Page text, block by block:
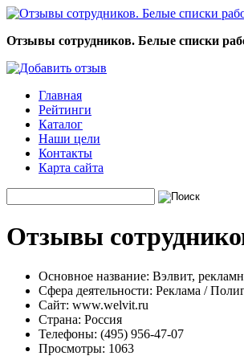
Отзывы сотрудников. Белые списки
Главная
Рейтинги
Каталог
Наши цели
Контакты
Карта сайта
Отзывы
Основное название: Вэлвит,
Сфера деятельности: Реклама /
Сайт: www.welvit.ru
Страна: Россия
Телефоны: (495) 956-47-07
Просмотры: 1063